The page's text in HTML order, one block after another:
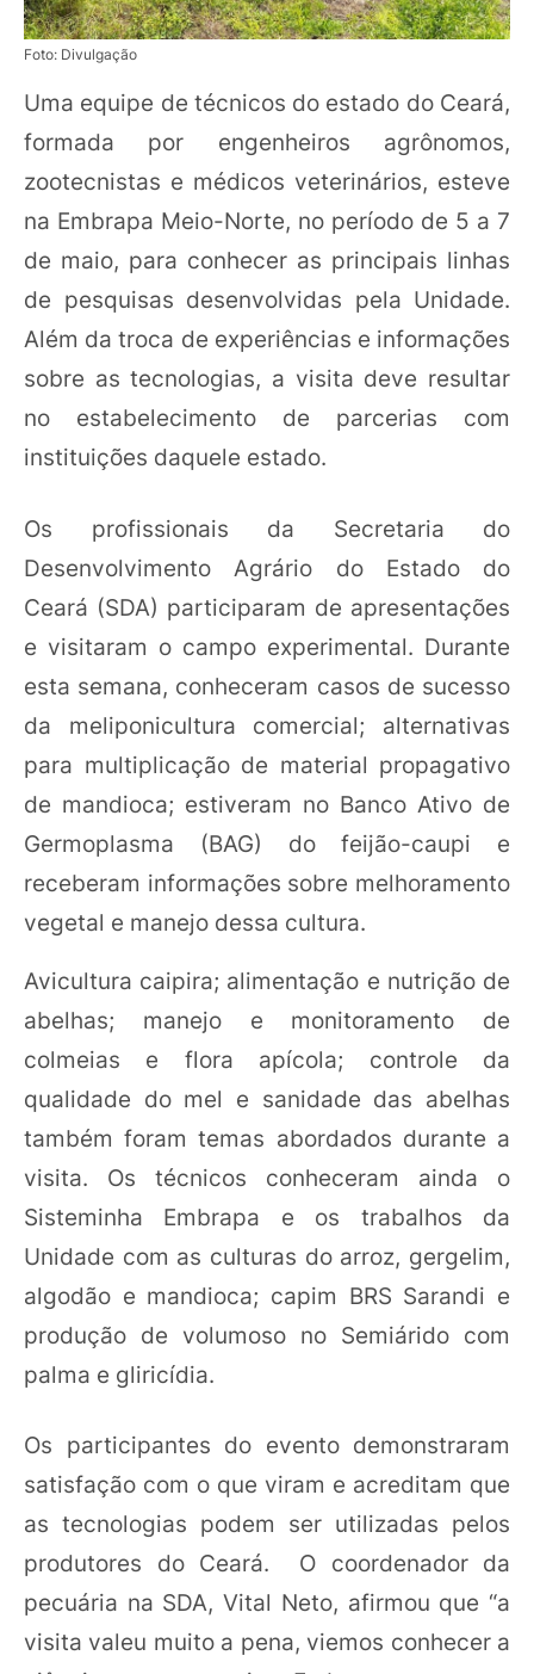
Foto: Divulgação
Uma equipe de técnicos do estado do Ceará,
formada por engenheiros agrônomos,
zootecnistas e médicos veterinários, esteve
na Embrapa Meio-Norte, no período de 5 a 7
de maio, para conhecer as principais linhas
de pesquisas desenvolvidas pela Unidade.
Além da troca de experiências e informações
sobre as tecnologias, a visita deve resultar
no estabelecimento de parcerias com
instituições daquele estado.
Os profissionais da Secretaria do
Desenvolvimento Agrário do Estado do
Ceará (SDA) participaram de apresentações
e visitaram o campo experimental. Durante
esta semana, conheceram casos de sucesso
da meliponicultura comercial; alternativas
para multiplicação de material propagativo
de mandioca; estiveram no Banco Ativo de
Germoplasma (BAG) do feijão-caupi e
receberam informações sobre melhoramento
vegetal e manejo dessa cultura.
Avicultura caipira; alimentação e nutrição de
abelhas; manejo e monitoramento de
colmeias e flora apícola; controle da
qualidade do mel e sanidade das abelhas
também foram temas abordados durante a
visita. Os técnicos conheceram ainda o
Sisteminha Embrapa e os trabalhos da
Unidade com as culturas do arroz, gergelim,
algodão e mandioca; capim BRS Sarandi e
produção de volumoso no Semiárido com
palma e gliricídia.
Os participantes do evento demonstraram
satisfação com o que viram e acreditam que
as tecnologias podem ser utilizadas pelos
produtores do Ceará. O coordenador da
pecuária na SDA, Vital Neto, afirmou que “a
visita valeu muito a pena, viemos conhecer a